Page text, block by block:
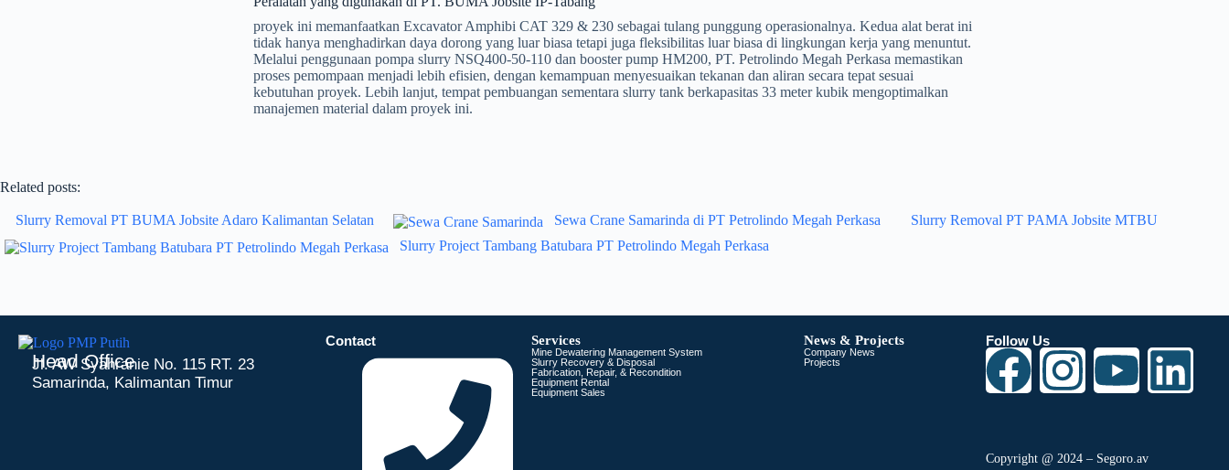
proyek ini memanfaatkan Excavator Amphibi CAT 329 & 230 sebagai tulang punggung operasionalnya. Kedua alat berat ini
tidak hanya menghadirkan daya dorong yang luar biasa tetapi juga fleksibilitas luar biasa di lingkungan kerja yang menuntut.
Melalui penggunaan pompa slurry NSQ400-50-110 dan booster pump HM200, PT. Petrolindo Megah Perkasa memastikan
proses pemompaan menjadi lebih efisien, dengan kemampuan menyesuaikan tekanan dan aliran secara tepat sesuai
kebutuhan proyek. Lebih lanjut, tempat pembuangan sementara slurry tank berkapasitas 33 meter kubik mengoptimalkan
manajemen material dalam proyek ini.
Related posts:
Slurry Removal PT BUMA Jobsite Adaro Kalimantan Selatan Sewa Crane Samarinda di PT Petrolindo Megah Perkasa
Slurry Removal PT PAMA Jobsite MTBU
Slurry Project Tambang Batubara PT Petrolindo Megah Perkasa
Head Office
Jl. AW Syahranie No. 115 RT. 23
Samarinda, Kalimantan Timur
Contact Services
Mine Dewatering Management System
Slurry Recovery & Disposal
Fabrication, Repair, & Recondition
Equipment Rental
Equipment Sales
News & Projects
Company News
Projects
Follow Us
Copyright @ 2024 – Segoro.av